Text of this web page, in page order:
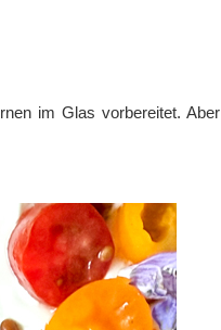
im Glas vorbereitet. Aber